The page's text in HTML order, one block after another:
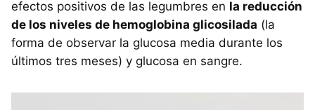
efectos positivos de las legumbres en la reducción
de los niveles de hemoglobina glicosilada (la
forma de observar la glucosa media durante los
últimos tres meses) y glucosa en sangre.